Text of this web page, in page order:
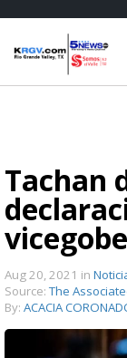
Tachan
Aug 20, 2021 in
Source: The
By: ACACIA